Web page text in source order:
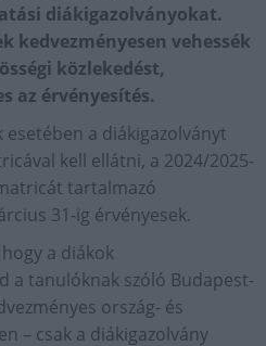
diákigazolványokat.
kedvezményesen vehessék
közlekedést,
az érvényesítés.
a diákigazolványt
kell ellátni, a 2024/2025-
tartalmazó
31-ig érvényesek.
a diákok
a tanulóknak szóló Budapest-
ország- és
– csak a diákigazolvány